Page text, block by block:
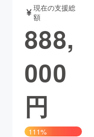
音楽
ゲーム・サ
現在の支援総
額
888,
000
円
111%